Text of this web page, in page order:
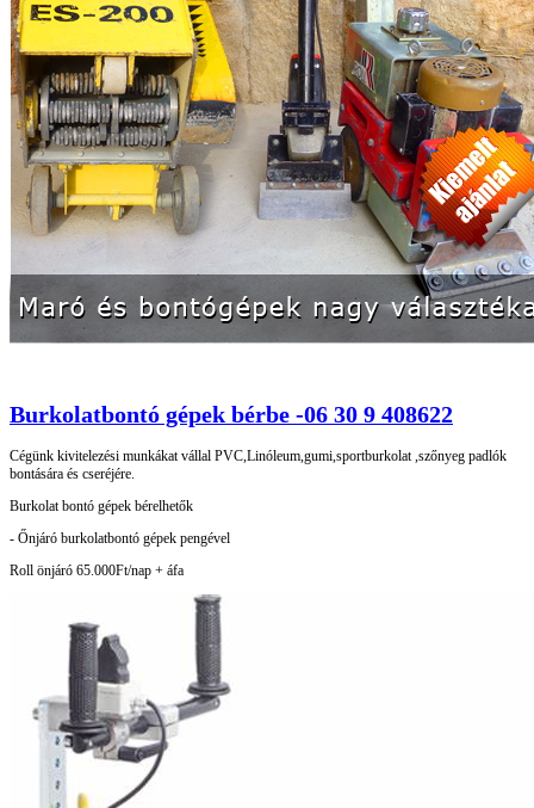
Burkolatbontó gépek bérbe -06 30 9 408622
Cégünk kivitelezési munkákat vállal PVC,Linóleum,gumi,sportburkolat ,szőnyeg padlók
bontására és cseréjére.
Burkolat bontó gépek bérelhetők
- Őnjáró burkolatbontó gépek pengével
Roll önjáró 65.000Ft/nap + áfa